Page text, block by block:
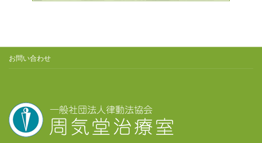
お問い合わせ